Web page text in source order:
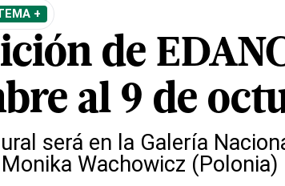
+
de
al 9 de
será en la Galería
Monika Wachowicz (Polonia)